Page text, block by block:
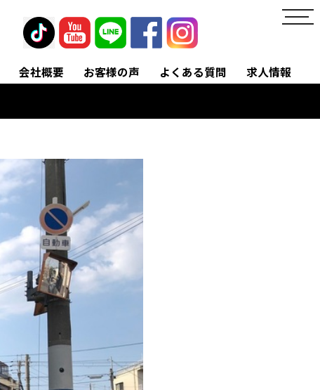
toggle
会社概要 お客様の声 よくある質問 求人情報